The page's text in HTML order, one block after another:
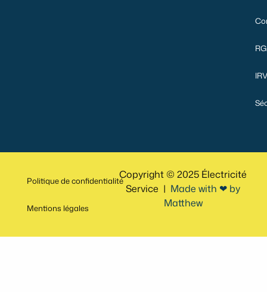
Politique de confidentialité
Mentions légales
Copyright © 2025 Électricité
Service | Made with ‪‪❤︎‬ by
Matthew